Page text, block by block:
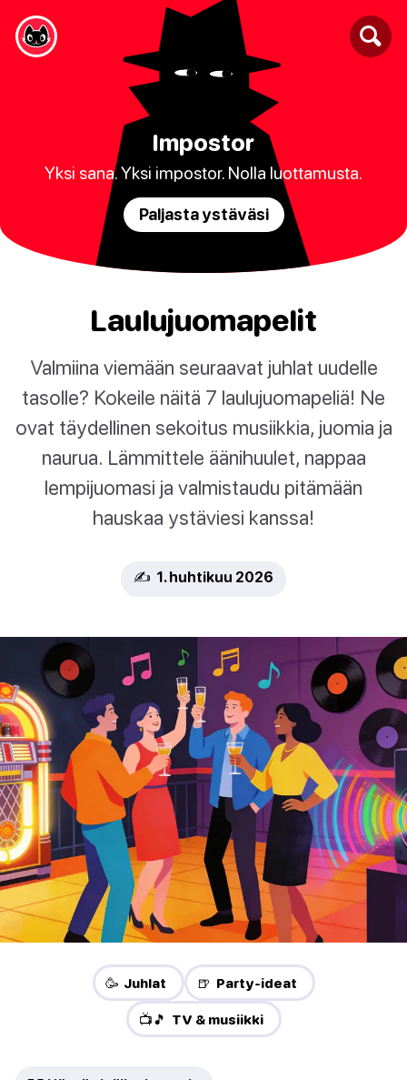
Impostor
Yksi sana. Yksi impostor. Nolla luottamusta.
Paljasta ystäväsi
Laulujuomapelit
Valmiina viemään seuraavat juhlat uudelle
tasolle? Kokeile näitä 7 laulujuomapeliä! Ne
ovat täydellinen sekoitus musiikkia, juomia ja
naurua. Lämmittele äänihuulet, nappaa
lempijuomasi ja valmistaudu pitämään
hauskaa ystäviesi kanssa!
✍️ 1. huhtikuu 2026
🥳 Juhlat 🍺 Party-ideat
📺🎵 TV & musiikki